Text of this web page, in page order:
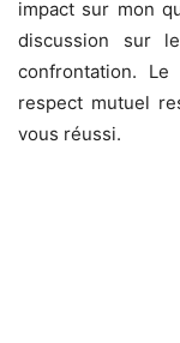
impact sur mon
discussion sur
confrontation.
respect mutuel
vous réussi.